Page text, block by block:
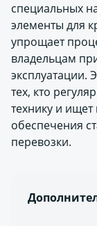
специальных
элементы для
упрощает
владельцам
эксплуатации.
тех, кто
технику и
обеспечения
перевозки.